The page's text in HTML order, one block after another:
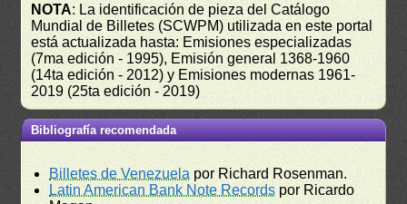
NOTA: La identificación de pieza del Catálogo
Mundial de Billetes (SCWPM) utilizada en este portal
está actualizada hasta: Emisiones especializadas
(7ma edición - 1995), Emisión general 1368-1960
(14ta edición - 2012) y Emisiones modernas 1961-
2019 (25ta edición - 2019)
Bibliografía recomendada
Billetes de Venezuela por Richard Rosenman.
Latin American Bank Note Records por Ricardo